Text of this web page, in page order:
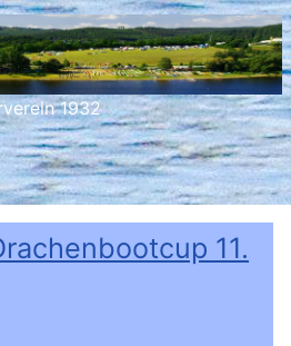
1932
11.